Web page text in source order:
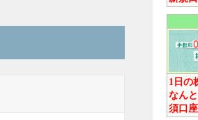
1日の
なん
須口座